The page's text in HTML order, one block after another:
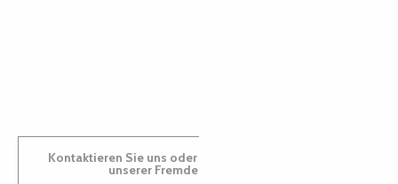
Kontaktieren Sie uns oder besuchen Sie uns in einem
unserer Fremdenverkehrsbüros.